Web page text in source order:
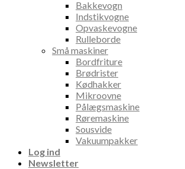
Bakkevogn
Indstikvogne
Opvaskevogne
Rulleborde
Små maskiner
Bordfriture
Brødrister
Kødhakker
Mikroovne
Pålægsmaskine
Røremaskine
Sousvide
Vakuumpakker
Log ind
Newsletter